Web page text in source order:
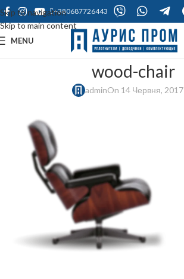
Skip to navigation
Skip to main content
+380687726443
MENU
wood-chair
adminOn 14 Червня, 2017